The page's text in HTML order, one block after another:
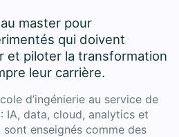
master pour
qui doivent
et piloter la transformation
leur carrière.
d’ingénierie au service de
IA, data, cloud, analytics et
sont enseignés comme des